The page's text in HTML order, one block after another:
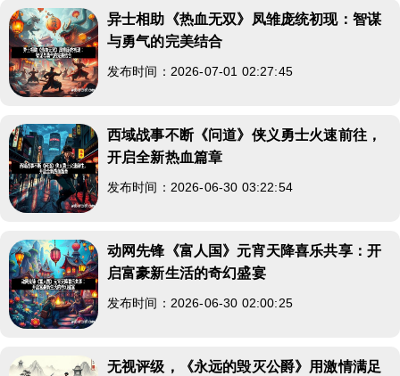
异士相助《热血无双》凤雏庞统初现：智谋
与勇气的完美结合
发布时间：2026-07-01 02:27:45
西域战事不断《问道》侠义勇士火速前往，
开启全新热血篇章
发布时间：2026-06-30 03:22:54
动网先锋《富人国》元宵天降喜乐共享：开
启富豪新生活的奇幻盛宴
发布时间：2026-06-30 02:00:25
无视评级，《永远的毁灭公爵》用激情满足